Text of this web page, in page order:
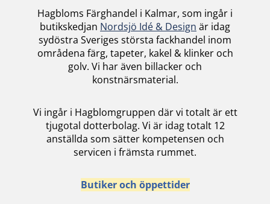
Hagbloms Färghandel i Kalmar, som ingår i
butikskedjan Nordsjö Idé & Design är idag
sydöstra Sveriges största fackhandel inom
områdena färg, tapeter, kakel & klinker och
golv. Vi har även billacker och
konstnärsmaterial.
Vi ingår i Hagblomgruppen där vi totalt är ett
tjugotal dotterbolag. Vi är idag totalt 12
anställda som sätter kompetensen och
servicen i främsta rummet.
Butiker och öppettider